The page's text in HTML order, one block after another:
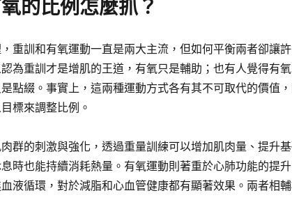
的比例怎麼抓？
重訓和有氧運動一直是兩大主流，但如何平衡兩者卻讓
為重訓才是增肌的王道，有氧只是輔助；也有人覺得有
點綴。事實上，這兩種運動方式各有其不可取代的價值
標來調整比例。
群的刺激與強化，透過重量訓練可以增加肌肉量、提升
時也能持續消耗熱量。有氧運動則著重於心肺功能的提
液循環，對於減脂和心血管健康都有顯著效果。兩者相輔